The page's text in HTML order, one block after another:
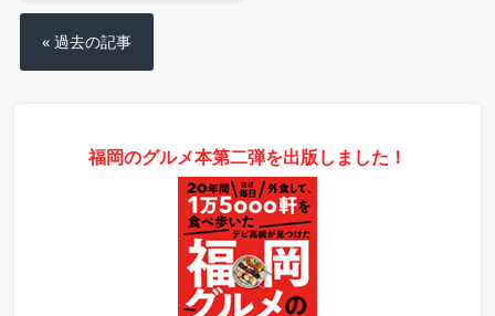
« 過去の記事
福岡のグルメ本第二弾を出版しました！